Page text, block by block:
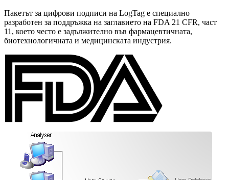
Пакетът за цифрови подписи на LogTag е специално
разработен за поддръжка на заглавието на FDA 21 CFR, част
11, което често е задължително във фармацевтичната,
биотехнологичната и медицинската индустрия.